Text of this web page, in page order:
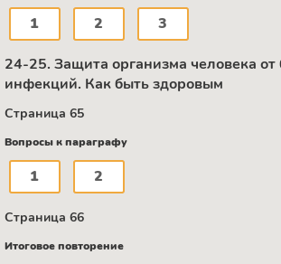
1 2 3
24-25. Защита организма человека от
инфекций. Как быть здоровым
Страница 65
Вопросы к параграфу
1 2
Страница 66
Итоговое повторение